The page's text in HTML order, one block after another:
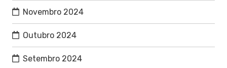
Novembro 2024
Outubro 2024
Setembro 2024